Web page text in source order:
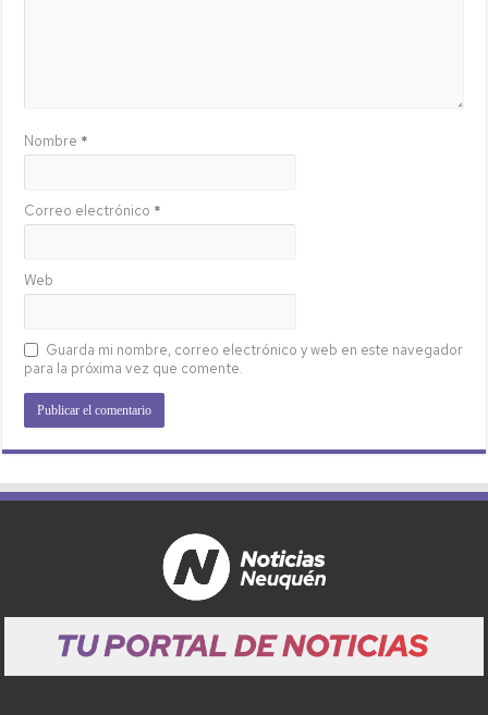
Nombre *
Correo electrónico *
Web
Guarda mi nombre, correo electrónico y web en este navegador
para la próxima vez que comente.